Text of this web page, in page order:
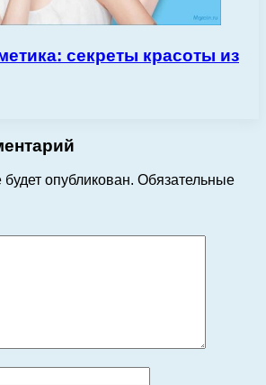
секреты красоты из
опубликован. Обязательные